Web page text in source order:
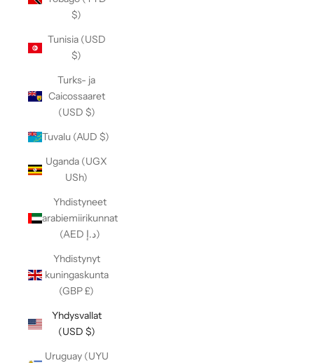
$)
Tunisia (USD
$)
Turks- ja
Caicossaaret
(USD $)
Tuvalu (AUD $)
Uganda (UGX
USh)
Yhdistyneet
arabiemiirikunnat
(AED د.إ)
Yhdistynyt
kuningaskunta
(GBP £)
Yhdysvallat
(USD $)
Uruguay (UYU